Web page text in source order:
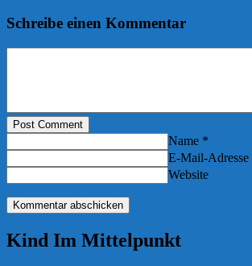
Schreibe einen Kommentar
Post Comment
Name *
E-Mail-Adresse
Website
Kind Im Mittelpunkt